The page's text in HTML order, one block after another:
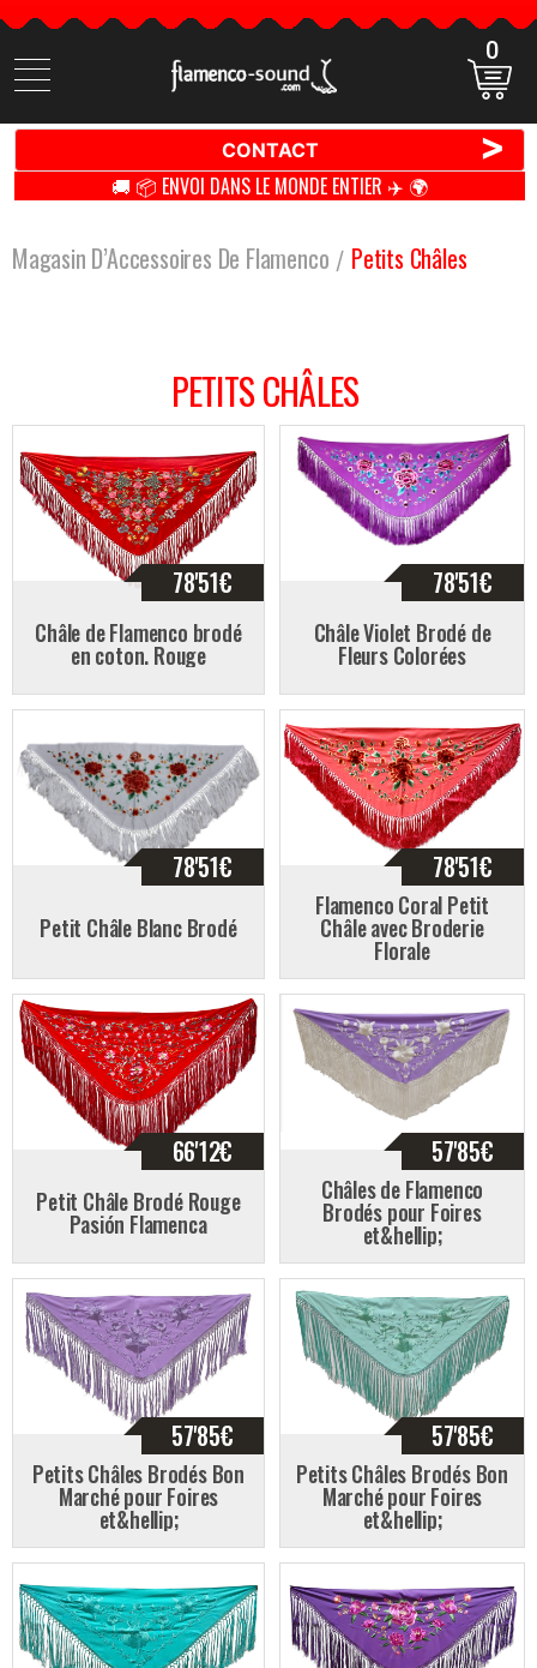
Cherchez
des
0
CONTACT >
🚚 📦 ENVOI DANS LE MONDE ENTIER ✈️ 🌍
Magasin D’Accessoires De Flamenco Petits Châles
PETITS CHÂLES
78'51€
Châle de Flamenco brodé
en coton. Rouge
78'51€
Châle Violet Brodé de
Fleurs Colorées
78'51€
Petit Châle Blanc Brodé
78'51€
Flamenco Coral Petit
Châle avec Broderie
Florale
66'12€
Petit Châle Brodé Rouge
Pasión Flamenca
57'85€
Châles de Flamenco
Brodés pour Foires
et&hellip;
57'85€
Petits Châles Brodés Bon
Marché pour Foires
et&hellip;
57'85€
Petits Châles Brodés Bon
Marché pour Foires
et&hellip;